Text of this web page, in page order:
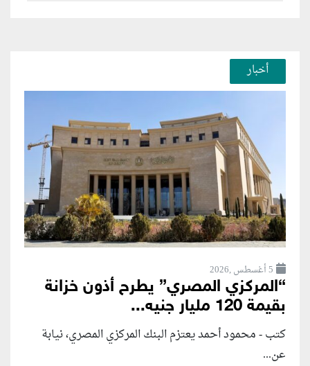
أخبار
5 أغسطس ,2026
“المركزي المصري” يطرح أذون خزانة
بقيمة 120 مليار جنيه...
كتب - محمود أحمد يعتزم البنك المركزي المصري، نيابة
عن...